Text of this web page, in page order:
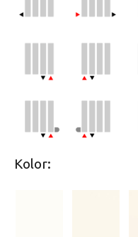
Kolor: